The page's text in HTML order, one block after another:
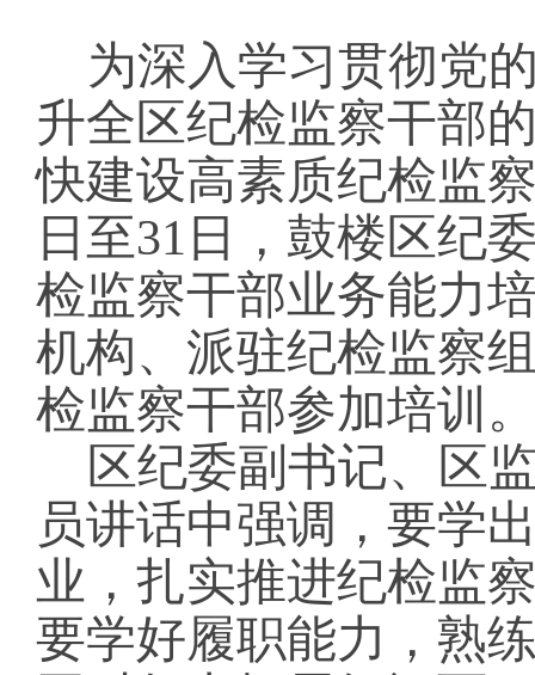
为深入学习贯彻党
升全区纪检监察干部
快建设高素质纪检监
日至31日，鼓楼区纪
检监察干部业务能力
机构、派驻纪检监察
检监察干部参加培训
区纪委副书记、区
员讲话中强调，要学
业，扎实推进纪检监
要学好履职能力，熟